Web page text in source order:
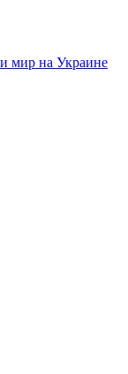
мир на Украине